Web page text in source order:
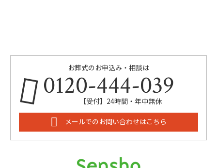
お葬式のお申込み・相談は
0120-444-039
【受付】24時間・年中無休
メールでのお問い合わせはこちら